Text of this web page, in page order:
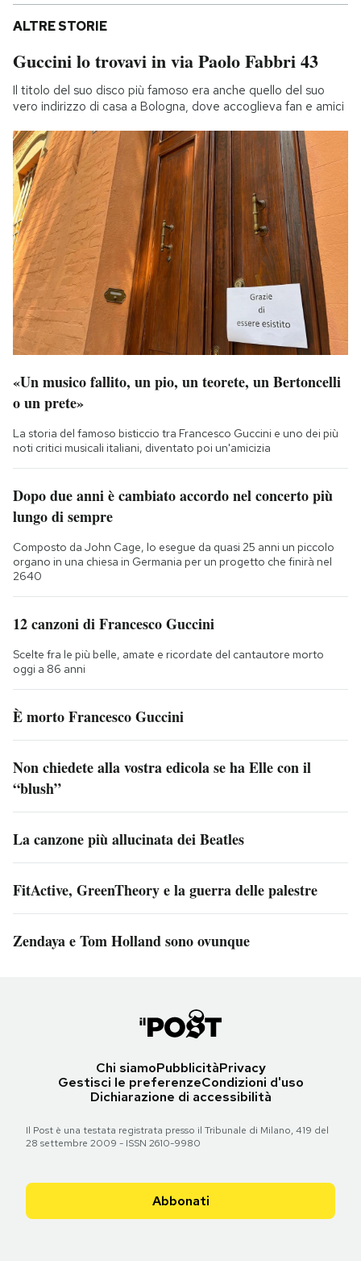
ALTRE STORIE
Guccini lo trovavi in via Paolo Fabbri 43
Il titolo del suo disco più famoso era anche quello del suo
vero indirizzo di casa a Bologna, dove accoglieva fan e amici
«Un musico fallito, un pio, un teorete, un Bertoncelli
o un prete»
La storia del famoso bisticcio tra Francesco Guccini e uno dei più
noti critici musicali italiani, diventato poi un'amicizia
Dopo due anni è cambiato accordo nel concerto più
lungo di sempre
Composto da John Cage, lo esegue da quasi 25 anni un piccolo
organo in una chiesa in Germania per un progetto che finirà nel
2640
12 canzoni di Francesco Guccini
Scelte fra le più belle, amate e ricordate del cantautore morto
oggi a 86 anni
È morto Francesco Guccini
Non chiedete alla vostra edicola se ha Elle con il
“blush”
La canzone più allucinata dei Beatles
FitActive, GreenTheory e la guerra delle palestre
Zendaya e Tom Holland sono ovunque
Chi siamoPubblicitàPrivacy
Gestisci le preferenzeCondizioni d'uso
Dichiarazione di accessibilità
Il Post è una testata registrata presso il Tribunale di Milano, 419 del
28 settembre 2009 - ISSN 2610-9980
Abbonati